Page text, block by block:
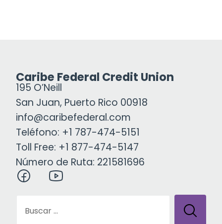
Caribe Federal Credit Union
195 O’Neill
San Juan, Puerto Rico 00918
info@caribefederal.com
Teléfono: +1 787-474-5151
Toll Free: +1 877-474-5147
Número de Ruta: 221581696